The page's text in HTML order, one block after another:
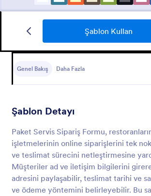
Şablon Kullan
Genel Bakış Daha Fazla
Şablon Detayı
Paket Servis Sipariş Formu,
işletmelerinin online siparişlerini tek
ve teslimat sürecini netleştirmesine
Müşteriler ad ve iletişim bilgilerini
adresini paylaşabilir, teslimat tarihi ve
ve ödeme yöntemini belirleyebilir. Bu
Alisveris Teslimat Formu
kapsamli bir alisveris teslimat formu kalibi.
Önizleme